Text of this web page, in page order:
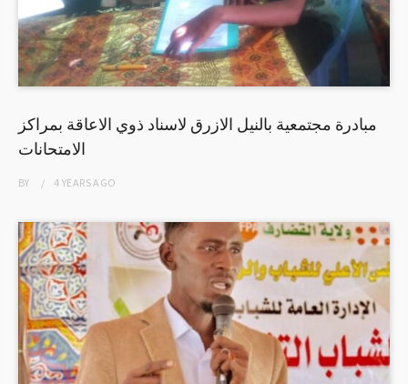
مبادرة مجتمعية بالنيل الازرق لاسناد ذوي الاعاقة بمراكز
الامتحانات
BY 4 YEARSAGO